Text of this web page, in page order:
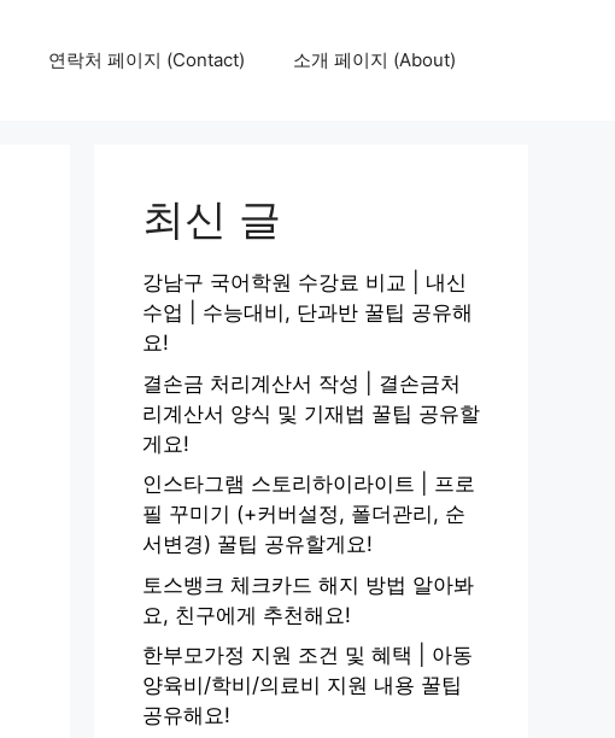
연락처 페이지 (Contact) 소개 페이지 (About)
최신 글
강남구 국어학원 수강료 비교 | 내신
수업 | 수능대비, 단과반 꿀팁 공유해
요!
결손금 처리계산서 작성 | 결손금처
리계산서 양식 및 기재법 꿀팁 공유할
게요!
인스타그램 스토리하이라이트 | 프로
필 꾸미기 (+커버설정, 폴더관리, 순
서변경) 꿀팁 공유할게요!
토스뱅크 체크카드 해지 방법 알아봐
요, 친구에게 추천해요!
한부모가정 지원 조건 및 혜택 | 아동
양육비/학비/의료비 지원 내용 꿀팁
공유해요!